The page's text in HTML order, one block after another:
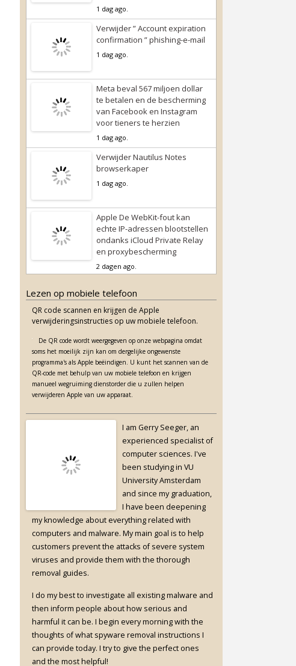
1 dag ago.
Verwijder ” Account expiration
confirmation ” phishing-e-mail
1 dag ago.
Meta beval 567 miljoen dollar
te betalen en de bescherming
van Facebook en Instagram
voor tieners te herzien
1 dag ago.
Verwijder Nautilus Notes
browserkaper
1 dag ago.
Apple De WebKit-fout kan
echte IP-adressen blootstellen
ondanks iCloud Private Relay
en proxybescherming
2 dagen ago.
Lezen op mobiele telefoon
QR code scannen en krijgen de Apple
verwijderingsinstructies op uw mobiele telefoon.
De QR code wordt weergegeven op onze webpagina omdat
soms het moeilijk zijn kan om dergelijke ongewenste
programma's als Apple beëindigen. U kunt het scannen van de
QR-code met behulp van uw mobiele telefoon en krijgen
manueel wegruiming dienstorder die u zullen helpen
verwijderen Apple van uw apparaat.
I am Gerry Seeger, an
experienced specialist of
computer sciences. I've
been studying in VU
University Amsterdam
and since my graduation,
I have been deepening
my knowledge about everything related with
computers and malware. My main goal is to help
customers prevent the attacks of severe system
viruses and provide them with the thorough
removal guides.
I do my best to investigate all existing malware and
then inform people about how serious and
harmful it can be. I begin every morning with the
thoughts of what spyware removal instructions I
can provide today. I try to give the perfect ones
and the most helpful!